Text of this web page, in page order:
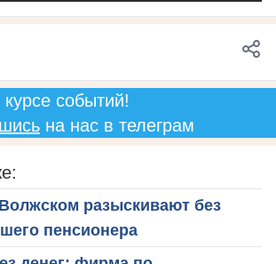
событий!
на нас в телеграм
разыскивают без
пенсионера